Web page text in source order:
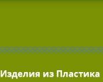
Изделия из Пластика